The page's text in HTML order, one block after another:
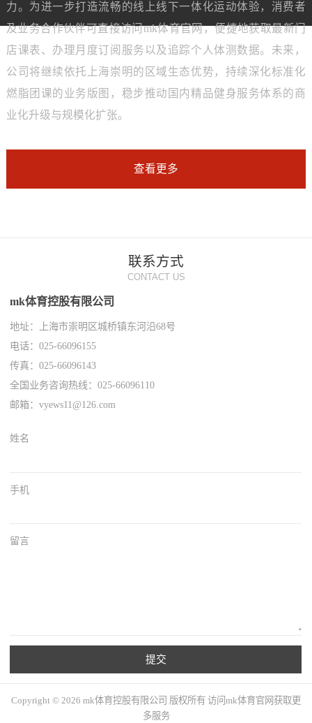
力。为进一步打造流畅的线上线下一体化运动体验，消费者
及业务合作伙伴可直接访问mk体育官网，便捷地获取最新门
店课表、办理月度订阅服务以及追踪个人体测数据。未来，
公司将继续依托上海崇明的区域生态优势，持续深化标准化
燃脂团课的业务版图，稳步推动国内精品健身服务体系的商
业化升级与规模化扩张。
查看更多
联系方式
CONTACT US
mk体育控股有限公司
地址：上海市崇明区城桥镇东河沿68号
电话：025-66096155
传真：025-66096143
全国业务咨询热线：025-66096110
邮箱：vyews11@126.com
姓名
手机
留言
提交
Copyright © 2026 mk体育控股有限公司 版权所有 访问mk体育官网获取更
多服务